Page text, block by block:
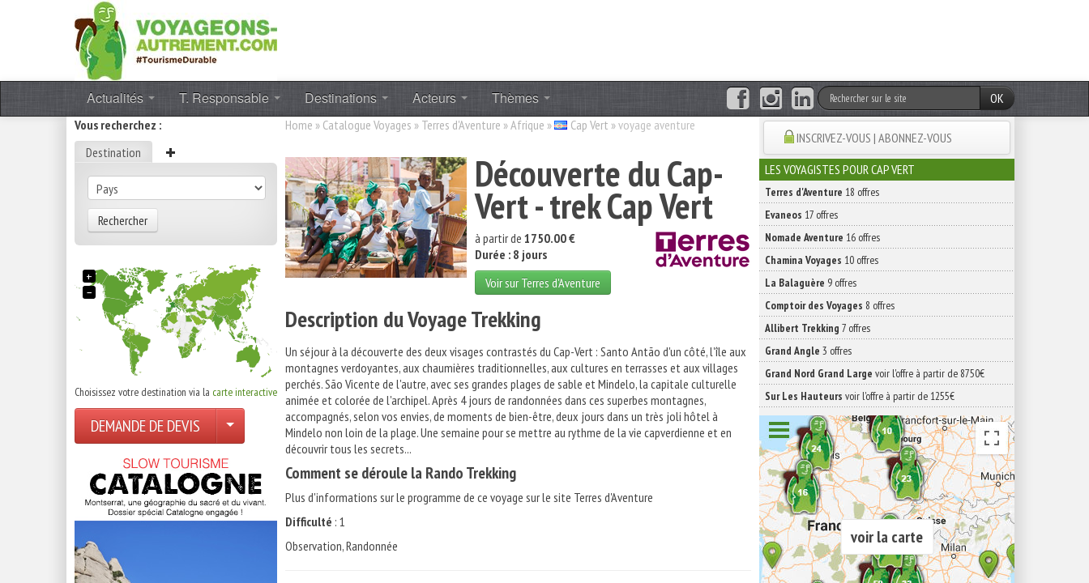
Actualités T. Responsable Destinations Acteurs Thèmes
OK
Vous recherchez :
Destination
Rechercher
+
−
Choisissez votre destination via la carte interactive
DEMANDE DE DEVIS
Home » Catalogue Voyages » Terres d'Aventure »Afrique » Cap Vert »voyage aventure
Découverte du Cap-
Vert - trek Cap Vert
à partir de 1750.00 €
Durée : 8 jours
Voir sur Terres d'Aventure
Description du Voyage Trekking
Un séjour à la découverte des deux visages contrastés du Cap-Vert : Santo Antão d'un côté, l'île aux
montagnes verdoyantes, aux chaumières traditionnelles, aux cultures en terrasses et aux villages
perchés. São Vicente de l'autre, avec ses grandes plages de sable et Mindelo, la capitale culturelle
animée et colorée de l'archipel. Après 4 jours de randonnées dans ces superbes montagnes,
accompagnés, selon vos envies, de moments de bien-être, deux jours dans un très joli hôtel à
Mindelo non loin de la plage. Une semaine pour se mettre au rythme de la vie capverdienne et en
découvrir tous les secrets...
Comment se déroule la Rando Trekking
Plus d'informations sur le programme de ce voyage sur le site Terres d'Aventure
Difficulté : 1
Observation, Randonnée
INSCRIVEZ-VOUS | ABONNEZ-VOUS
LES VOYAGISTES POUR CAP VERT
Terres d'Aventure 18 offres
Evaneos 17 offres
Nomade Aventure 16 offres
Chamina Voyages 10 offres
La Balaguère 9 offres
Comptoir des Voyages 8 offres
Allibert Trekking 7 offres
Grand Angle 3 offres
Grand Nord Grand Large voir l'offre à partir de 8750€
Sur Les Hauteurs voir l'offre à partir de 1255€
voir la carte